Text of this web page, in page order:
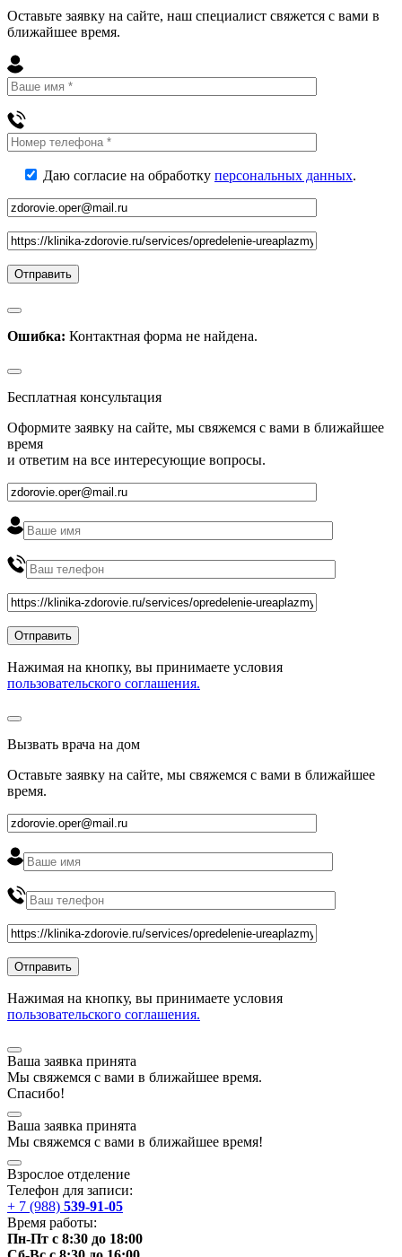
Оставьте заявку на сайте, наш специалист свяжется с вами в
ближайшее время.
Даю согласие на обработку персональных данных.
Ошибка: Контактная форма не найдена.
Бесплатная консультация
Оформите заявку на сайте, мы свяжемся с вами в ближайшее
время
и ответим на все интересующие вопросы.
Нажимая на кнопку, вы принимаете условия
пользовательского соглашения.
Вызвать врача на дом
Оставьте заявку на сайте, мы свяжемся с вами в ближайшее
время.
Нажимая на кнопку, вы принимаете условия
пользовательского соглашения.
Ваша заявка принята
Мы свяжемся с вами в ближайшее время.
Спасибо!
Ваша заявка принята
Мы свяжемся с вами в ближайшее время!
Взрослое отделение
Телефон для записи:
+ 7 (988) 539-91-05
Время работы:
Пн-Пт с 8:30 до 18:00